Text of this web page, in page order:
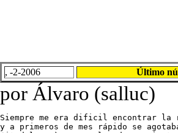
, -2-2006 Último
por Álvaro (salluc)
Siempre me era dificil encontrar la
y a primeros de mes rápido se